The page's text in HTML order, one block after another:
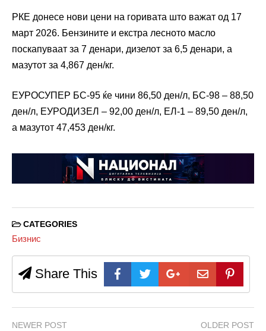
РКЕ донесе нови цени на горивата што важат од 17
март 2026. Бензините и екстра лесното масло
поскапуваат за 7 денари, дизелот за 6,5 денари, а
мазутот за 4,867 ден/кг.
ЕУРОСУПЕР БС-95 ќе чини 86,50 ден/л, БС-98 – 88,50
ден/л, ЕУРОДИЗЕЛ – 92,00 ден/л, ЕЛ-1 – 89,50 ден/л,
а мазутот 47,453 ден/кг.
CATEGORIES
Бизнис
Share This
NEWER POST OLDER POST